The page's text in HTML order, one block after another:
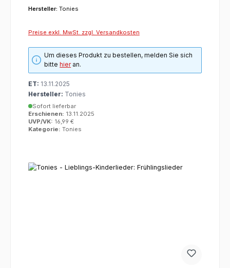
Hersteller: Tonies
Preise exkl. MwSt. zzgl. Versandkosten
Um dieses Produkt zu bestellen, melden Sie sich
bittehieran.
ET: 13.11.2025
Hersteller: Tonies
Sofort lieferbar
Erschienen: 13.11.2025
UVP/VK: 16,99 €
Kategorie: Tonies